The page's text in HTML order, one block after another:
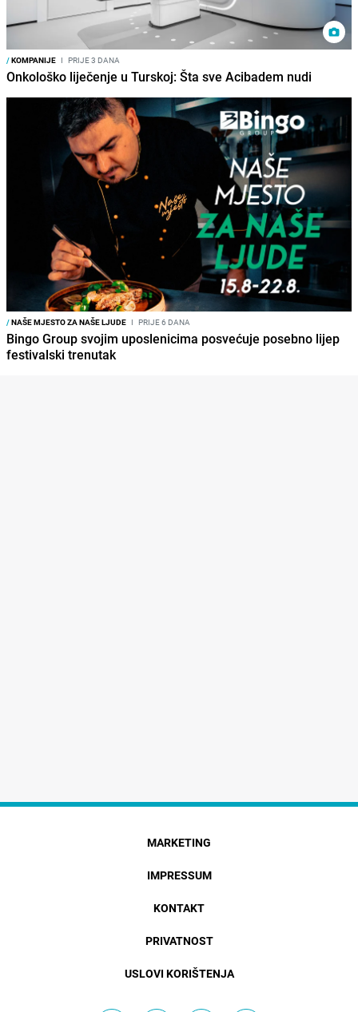
/KOMPANIJE I PRIJE 3 DANA
Onkološko liječenje u Turskoj: Šta sve Acibadem nudi
/NAŠE MJESTO ZA NAŠE LJUDE I PRIJE 6 DANA
Bingo Group svojim uposlenicima posvećuje posebno lijep
festivalski trenutak
MARKETING
IMPRESSUM
KONTAKT
PRIVATNOST
USLOVI KORIŠTENJA